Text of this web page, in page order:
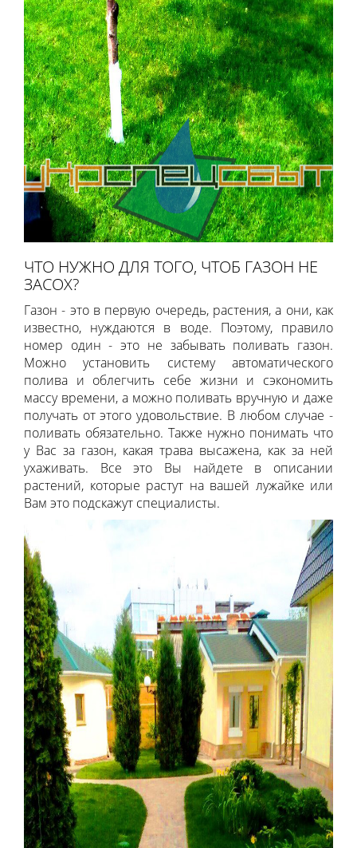
ЧТО НУЖНО ДЛЯ ТОГО, ЧТОБ ГАЗОН НЕ
ЗАСОХ?
Газон - это в первую очередь, растения, а они, как
известно, нуждаются в воде. Поэтому, правило
номер один - это не забывать поливать газон.
Можно установить систему автоматического
полива и облегчить себе жизни и сэкономить
массу времени, а можно поливать вручную и даже
получать от этого удовольствие. В любом случае -
поливать обязательно. Также нужно понимать что
у Вас за газон, какая трава высажена, как за ней
ухаживать. Все это Вы найдете в описании
растений, которые растут на вашей лужайке или
Вам это подскажут специалисты.